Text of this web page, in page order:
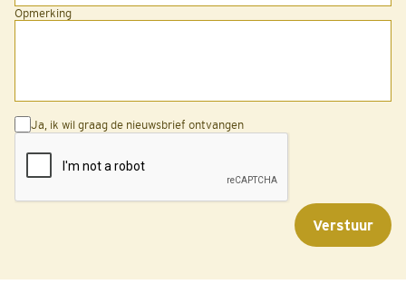
Opmerking
Ja, ik wil graag de nieuwsbrief ontvangen